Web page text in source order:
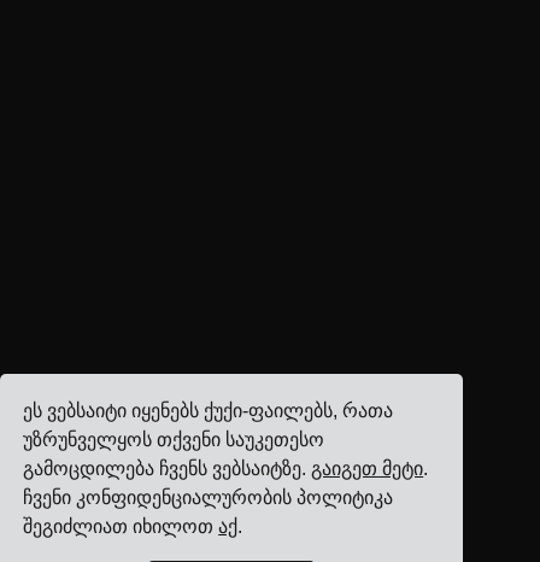
ეს ვებსაიტი იყენებს ქუქი-ფაილებს, რათა
უზრუნველყოს თქვენი საუკეთესო
გამოცდილება ჩვენს ვებსაიტზე. გაიგეთ მეტი.
ჩვენი კონფიდენციალურობის პოლიტიკა
შეგიძლიათ იხილოთაქ.